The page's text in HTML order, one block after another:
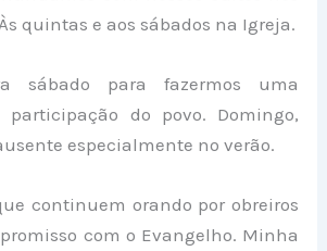
quintas e aos sábados na Igreja.
sábado para fazermos uma
participação do povo. Domingo,
especialmente no verão.
continuem orando por obreiros
com o Evangelho. Minha